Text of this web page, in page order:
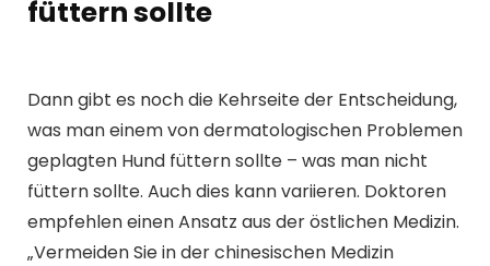
füttern sollte
Dann gibt es noch die Kehrseite der Entscheidung,
was man einem von dermatologischen Problemen
geplagten Hund füttern sollte – was man nicht
füttern sollte. Auch dies kann variieren. Doktoren
empfehlen einen Ansatz aus der östlichen Medizin.
„Vermeiden Sie in der chinesischen Medizin